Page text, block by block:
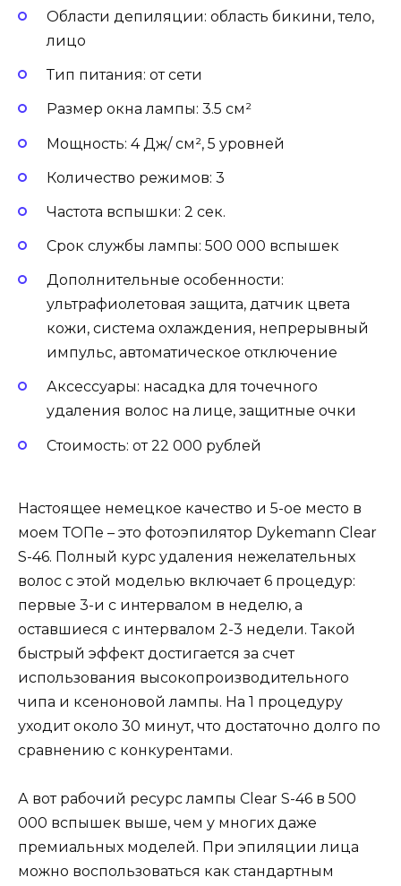
Области депиляции: область бикини, тело,
лицо
Тип питания: от сети
Размер окна лампы: 3.5 см²
Мощность: 4 Дж/ см², 5 уровней
Количество режимов: 3
Частота вспышки: 2 сек.
Срок службы лампы: 500 000 вспышек
Дополнительные особенности:
ультрафиолетовая защита, датчик цвета
кожи, система охлаждения, непрерывный
импульс, автоматическое отключение
Аксессуары: насадка для точечного
удаления волос на лице, защитные очки
Стоимость: от 22 000 рублей
Настоящее немецкое качество и 5-ое место в
моем ТОПе – это фотоэпилятор Dykemann Clear
S-46. Полный курс удаления нежелательных
волос с этой моделью включает 6 процедур:
первые 3-и с интервалом в неделю, а
оставшиеся с интервалом 2-3 недели. Такой
быстрый эффект достигается за счет
использования высокопроизводительного
чипа и ксеноновой лампы. На 1 процедуру
уходит около 30 минут, что достаточно долго по
сравнению с конкурентами.
А вот рабочий ресурс лампы Clear S-46 в 500
000 вспышек выше, чем у многих даже
премиальных моделей. При эпиляции лица
можно воспользоваться как стандартным